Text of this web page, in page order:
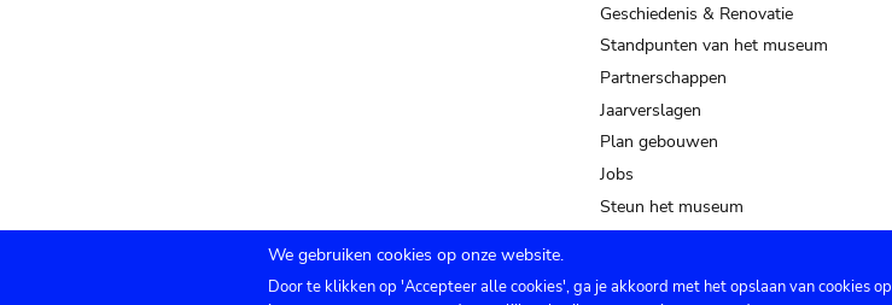
Geschiedenis & Renovatie
Standpunten van het museum
Partnerschappen
Jaarverslagen
Plan gebouwen
Jobs
Steun het museum
We gebruiken cookies op onze website.
Door te klikken op 'Accepteer alle cookies', ga je akkoord met het opslaan van cookies op